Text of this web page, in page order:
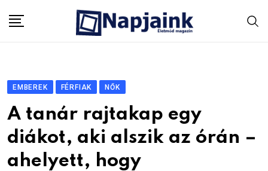
EMBEREK FÉRFIAK NŐK
A tanár rajtakap egy
diákot, aki alszik az órán –
ahelyett, hogy